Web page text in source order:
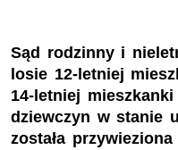
Sąd rodzinny i
losie 12-letniej
14-letniej mieszkanki
dziewczyn w stanie
została